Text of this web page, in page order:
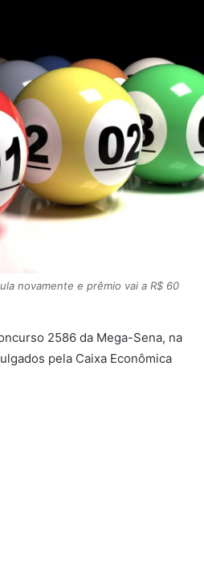
novamente e prêmio vai a R$ 60
2586 da Mega-Sena, na
pela Caixa Econômica